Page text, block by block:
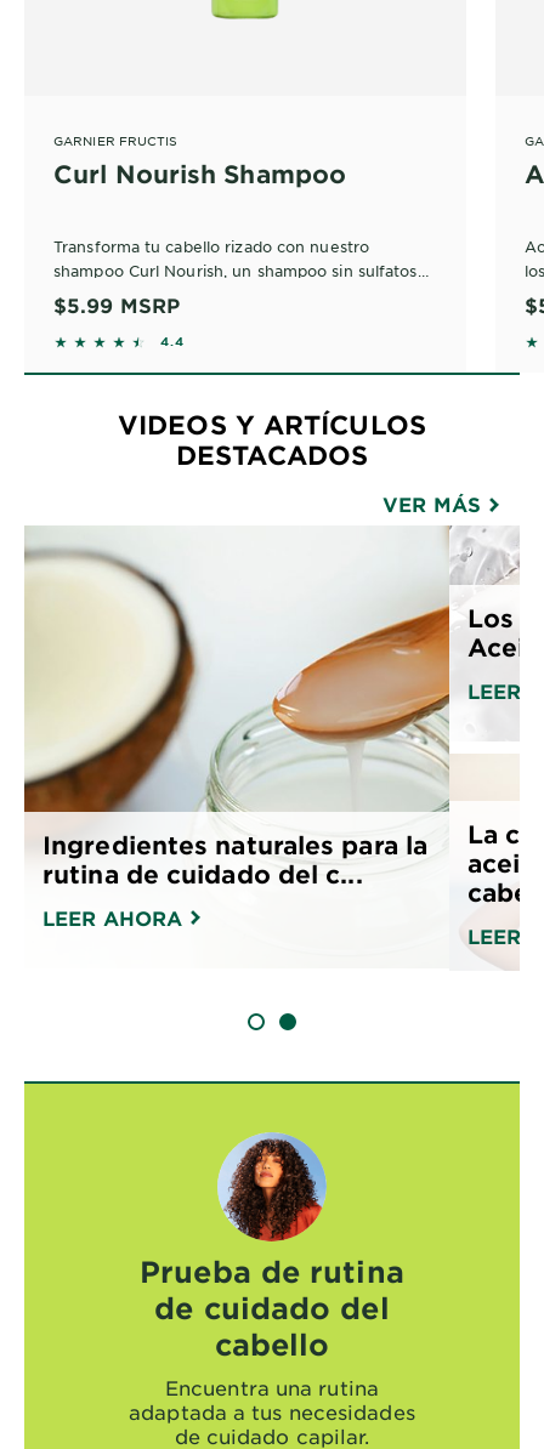
GARNIER FRUCTIS
Curl Nourish Shampoo
Transforma tu cabello rizado con nuestro
shampoo Curl Nourish, un shampoo sin sulfatos
diseñado para rizos definidos. Enriquecido con
proteína vegetal y aceite de coco, nutre mientras
limpia suavemente.
$5.99 MSRP
4.3727 out of 5 stars based on reviews
4.4
VIDEOS Y ARTÍCULOS
DESTACADOS
VER MÁS
Ingredientes naturales para la
rutina de cuidado del c...
LEER AHORA
Los
LEER
La
LEER
SLIDE 1SLIDE 2
Prueba de rutina
de cuidado del
cabello
Encuentra una rutina
adaptada a tus necesidades
de cuidado capilar.